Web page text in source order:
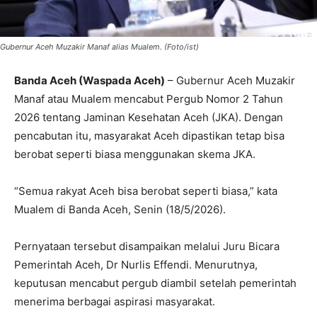
Gubernur Aceh Muzakir Manaf alias Mualem. (Foto/ist)
Banda Aceh (Waspada Aceh) – Gubernur Aceh Muzakir
Manaf atau Mualem mencabut Pergub Nomor 2 Tahun
2026 tentang Jaminan Kesehatan Aceh (JKA). Dengan
pencabutan itu, masyarakat Aceh dipastikan tetap bisa
berobat seperti biasa menggunakan skema JKA.
“Semua rakyat Aceh bisa berobat seperti biasa,” kata
Mualem di Banda Aceh, Senin (18/5/2026).
Pernyataan tersebut disampaikan melalui Juru Bicara
Pemerintah Aceh, Dr Nurlis Effendi. Menurutnya,
keputusan mencabut pergub diambil setelah pemerintah
menerima berbagai aspirasi masyarakat.